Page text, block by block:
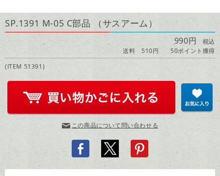
SP.1391 M-05 C部品 （サスアーム）
990円 税込
送料 510円
50ポイント獲得
(ITEM 51391)
この商品について問い合わせる